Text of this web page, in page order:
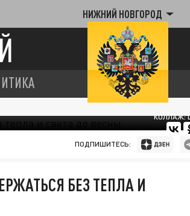
НИЖНИЙ НОВГОРОД
КОЛЛАЖ:
ПОДПИШИТЕСЬ:
БЕЗ ТЕПЛА И